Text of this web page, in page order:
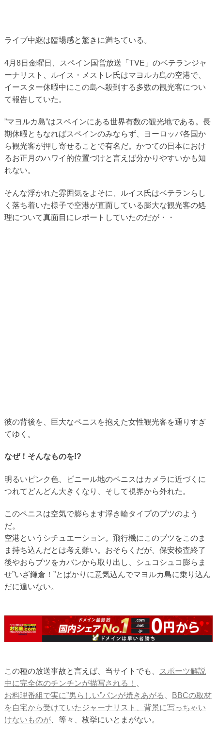
ライブ中継は臨場感と驚きに満ちている。
4月8日金曜日、スペイン国営放送「TVE」のベテランジャ
ーナリスト、ルイス・メストレ氏はマヨルカ島の空港で、
イースター休暇中にこの島へ殺到する多数の観光客につい
て報告していた。
”マヨルカ島”はスペインにある世界有数の観光地である。長
期休暇ともなればスペインのみならず、ヨーロッパ各国か
ら観光客が押し寄せることで有名だ。かつての日本におけ
るお正月のハワイ的位置づけと言えば分かりやすいかも知
れない。
そんな浮かれた雰囲気をよそに、ルイス氏はベテランらし
く落ち着いた様子で空港が直面している膨大な観光客の処
理について真面目にレポートしていたのだが・・
彼の背後を、巨大なペニスを抱えた女性観光客を通りすぎ
てゆく。
なぜ！そんなものを!?
明るいピンク色、ビニール地のペニスはカメラに近づくに
つれてどんどん大きくなり、そして視界から外れた。
このペニスは空気で膨らます浮き輪タイプのブツのよう
だ。
空港というシチュエーション。飛行機にこのブツをこのま
ま持ち込んだとは考え難い。おそらくだが、保安検査終了
後やおらブツをカバンから取り出し、シュコシュコ膨らま
せ”いざ鎌倉！”とばかりに意気込んでマヨルカ島に乗り込ん
だに違いない。
この種の放送事故と言えば、当サイトでも、
スポーツ解説
中に完全体のチンチンが描写される！
お料理番組で実に”男らしい”パンが焼きあがる
BBCの取材
を自宅から受けていたジャーナリスト、背景に写っちゃい
けないものが、等々、枚挙にいとまがない。